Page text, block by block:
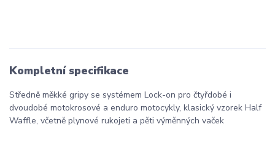
Kompletní specifikace
Středně měkké gripy se systémem Lock-on pro čtyřdobé i
dvoudobé motokrosové a enduro motocykly, klasický vzorek Half
Waffle, včetně plynové rukojeti a pěti výměnných vaček